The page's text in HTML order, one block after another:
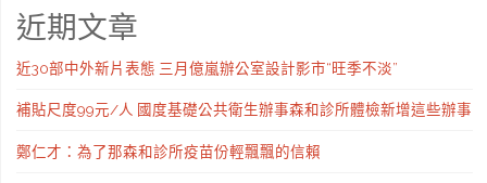
近期文章
近30部中外新片表態 三月億嵐辦公室設計影市“旺季不淡”
補貼尺度99元/人 國度基礎公共衛生辦事森和診所體檢新增這些辦事
鄭仁才：為了那森和診所疫苗份輕飄飄的信賴